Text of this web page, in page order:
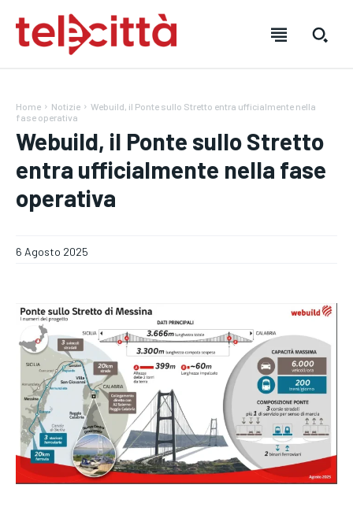
DIRETTE RADIO
NOTIZIE
CRONACA
VENETO
POLITICA
ECONOMIA
DIRETTE RADIO
NOTIZIE
CRONACA
VENETO
POLITICA
ECONOMIA
DIRETTE RADIO
NOTIZIE
CRONACA
VENETO
POLITICA
ECONOMIA
Home Notizie
Webuild, il Ponte sullo Stretto entra ufficialmente nella
fase operativa
Webuild, il Ponte sullo Stretto
entra ufficialmente nella fase
operativa
6 Agosto 2025